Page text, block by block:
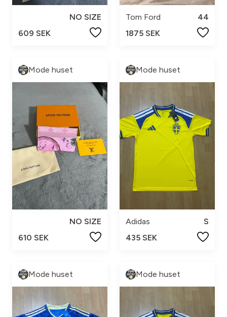
NO SIZE
609 SEK
Tom Ford
44
1875 SEK
Mode huset
NO SIZE
610 SEK
Mode huset
Adidas
S
435 SEK
Mode huset Mode huset